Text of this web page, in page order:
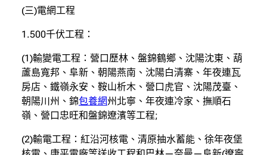
(三)電網工程
1.500千伏工程：
(1)輸變電工程：營口歷林、盤錦鶴鄉、沈陽沈東、葫
蘆島寬邦、阜新、朝陽燕南、沈陽白清寨、年夜連瓦
房店、鐵嶺永安、鞍山析木、營口虎官、沈陽茂臺、
朝陽川州、錦包養網州北寧、年夜連冷家、撫順石
嶺、營口忠旺和盤錦遼濱等工程;
(2)輸電工程：紅沿河核電、清原抽水蓄能、徐年夜堡